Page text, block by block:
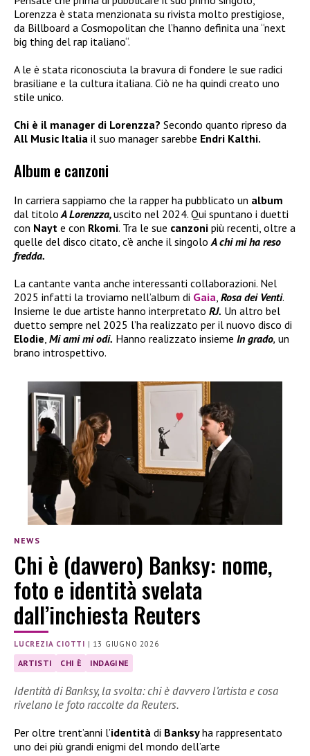
Lorenzza è stata menzionata su rivista molto prestigiose,
da Billboard a Cosmopolitan che l’hanno definita una “next
big thing del rap italiano“.
A le è stata riconosciuta la bravura di fondere le sue radici
brasiliane e la cultura italiana. Ciò ne ha quindi creato uno
stile unico.
Chi è il manager di Lorenzza? Secondo quanto ripreso da
All Music Italia il suo manager sarebbe Endri Kalthi.
Album e canzoni
In carriera sappiamo che la rapper ha pubblicato un album
dal titolo A Lorenzza,uscito nel 2024. Qui spuntano i duetti
con Nayt e con Rkomi. Tra le sue canzoni più recenti, oltre a
quelle del disco citato, c’è anche il singolo A chi mi ha reso
fredda.
La cantante vanta anche interessanti collaborazioni. Nel
2025 infatti la troviamo nell’album di Gaia Rosa dei Venti.
Insieme le due artiste hanno interpretato RJ. Un altro bel
duetto sempre nel 2025 l’ha realizzato per il nuovo disco di
Elodie Mi ami mi odi. Hanno realizzato insieme In grado, un
brano introspettivo.
NEWS
Chi è (davvero) Banksy: nome,
foto e identità svelata
dall’inchiesta Reuters
LUCREZIA CIOTTI | 13 GIUGNO 2026
ARTISTI CHI È INDAGINE
Identità di Banksy, la svolta: chi è davvero l’artista e cosa
rivelano le foto raccolte da Reuters.
Per oltre trent’anni l’identità di Banksyha rappresentato
uno dei più grandi enigmi del mondo dell’arte